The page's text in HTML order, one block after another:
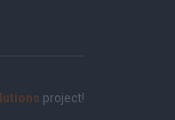
project!